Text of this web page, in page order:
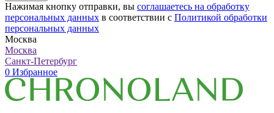
Нажимая кнопку отправки, вы соглашаетесь на обработку
персональных данных в соответствии с Политикой обработки
персональных данных
Москва
Москва
Санкт-Петербург
0 Избранное